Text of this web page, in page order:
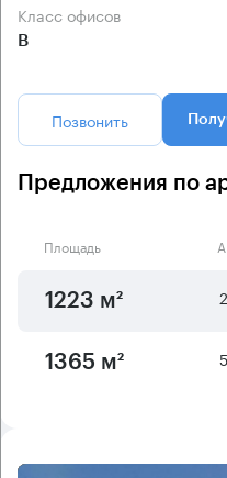
Класс офисов
B
Позвонить
Предложения по
Площадь
1223 м²
1365 м²